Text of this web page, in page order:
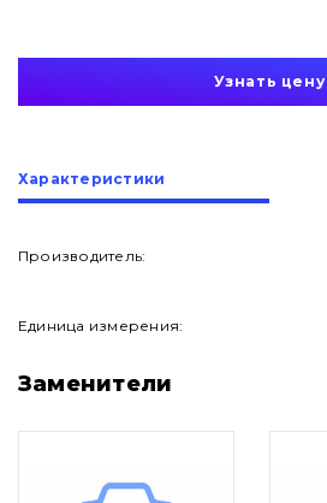
Узнать цену
Характеристики
Производитель:
Единица измерения:
Заменители